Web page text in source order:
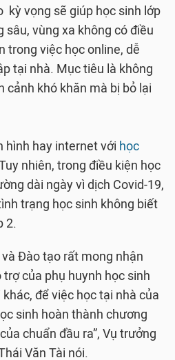
kỳ vọng sẽ giúp học sinh lớp
sâu, vùng xa không có điều
trong việc học online, dễ
tại nhà. Mục tiêu là không
cảnh khó khăn mà bị bỏ lại
hình hay internet với học
nhiên, trong điều kiện học
dài ngày vì dịch Covid-19,
trạng học sinh không biết
2.
Đào tạo rất mong nhận
của phụ huynh học sinh
để việc học tại nhà của
sinh hoàn thành chương
chuẩn đầu ra”, Vụ trưởng
Văn Tài nói.